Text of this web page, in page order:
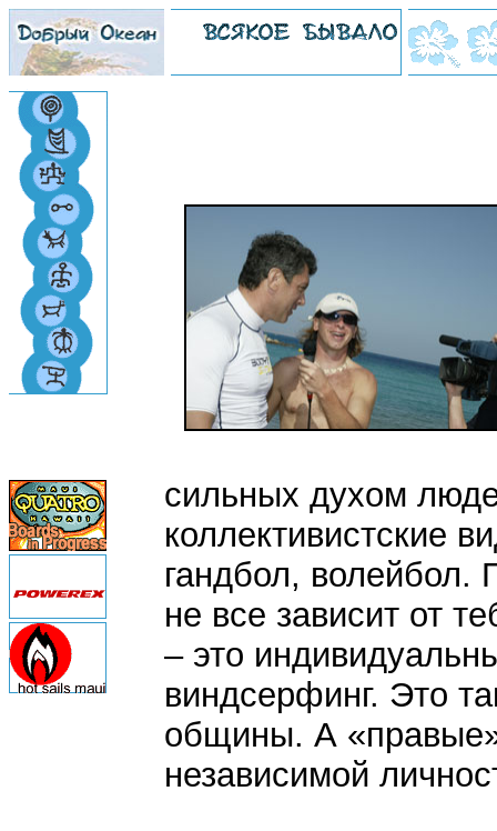
сильных духом
коллективистские
гандбол, волейбол.
не все зависит от
– это
виндсерфинг. Это
общины. А
независимой